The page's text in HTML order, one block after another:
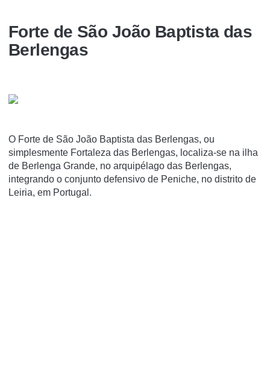
Forte de São João Baptista das
Berlengas
O Forte de São João Baptista das Berlengas, ou
simplesmente Fortaleza das Berlengas, localiza-se na ilha
de Berlenga Grande, no arquipélago das Berlengas,
integrando o conjunto defensivo de Peniche, no distrito de
Leiria, em Portugal.